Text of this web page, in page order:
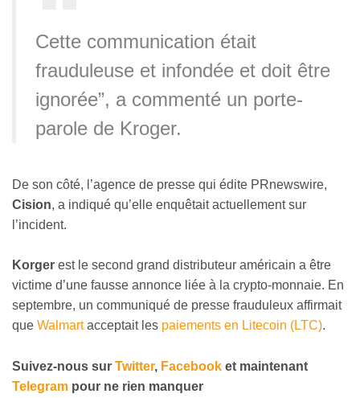
Cette communication était
frauduleuse et infondée et doit être
ignorée”, a commenté un porte-
parole de Kroger.
De son côté, l’agence de presse qui édite PRnewswire,
Cision, a indiqué qu’elle enquêtait actuellement sur
l’incident.
Korger est le second grand distributeur américain a être
victime d’une fausse annonce liée à la crypto-monnaie. En
septembre, un communiqué de presse frauduleux affirmait
que Walmartacceptait les paiements en Litecoin (LTC).
Suivez-nous sur Twitter, Facebook et maintenant
Telegram pour ne rien manquer